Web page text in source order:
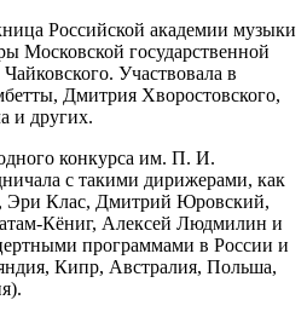
Российской академии музыки
Московской государственной
Участвовала в
Дмитрия Хворостовского,
и других.
конкурса им. П. И.
с такими дирижерами, как
Эри Клас, Дмитрий Юровский,
Кёниг, Алексей Людмилин и
программами в России и
Кипр, Австралия, Польша,